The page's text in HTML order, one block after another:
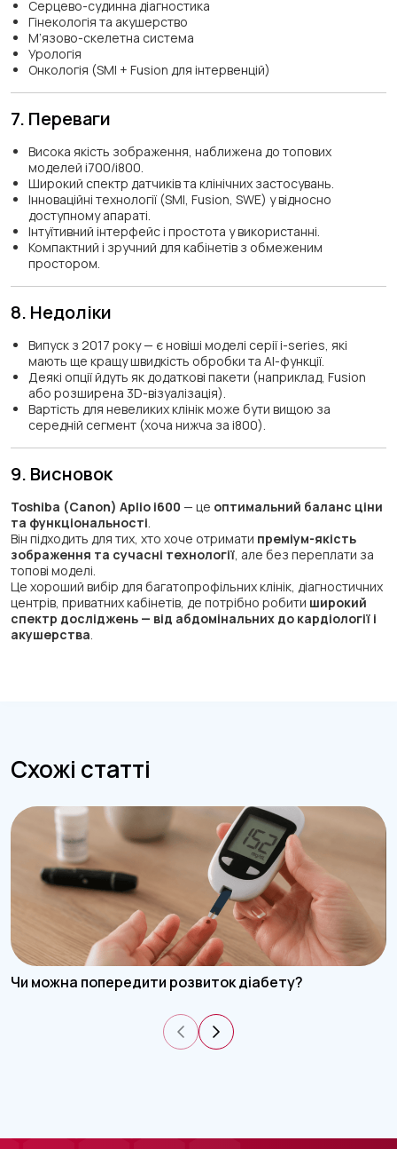
Серцево-судинна діагностика
Гінекологія та акушерство
М’язово-скелетна система
Урологія
Онкологія (SMI + Fusion для інтервенцій)
7. Переваги
Висока якість зображення, наближена до топових
моделей i700/i800.
Широкий спектр датчиків та клінічних застосувань.
Інноваційні технології (SMI, Fusion, SWE) у відносно
доступному апараті.
Інтуїтивний інтерфейс і простота у використанні.
Компактний і зручний для кабінетів з обмеженим
простором.
8. Недоліки
Випуск з 2017 року — є новіші моделі серії i-series, які
мають ще кращу швидкість обробки та AI-функції.
Деякі опції йдуть як додаткові пакети (наприклад, Fusion
або розширена 3D-візуалізація).
Вартість для невеликих клінік може бути вищою за
середній сегмент (хоча нижча за i800).
9. Висновок
Toshiba (Canon) Aplio i600 — це оптимальний баланс ціни
та функціональності
Він підходить для тих, хто хоче отримати преміум-якість
зображення та сучасні технології , але без переплати за
топові моделі.
Це хороший вибір для багатопрофільних клінік, діагностичних
центрів, приватних кабінетів, де потрібно робити широкий
спектр досліджень — від абдомінальних до кардіології і
акушерства
Схожі статті
Чи можна попередити розвиток діабету?